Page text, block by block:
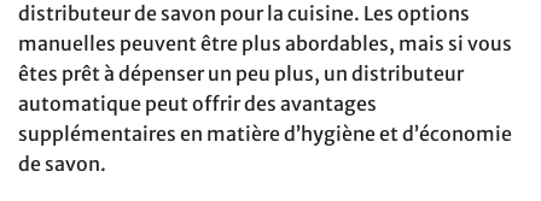
distributeur de savon pour la cuisine. Les options
manuelles peuvent être plus abordables, mais si vous
êtes prêt à dépenser un peu plus, un distributeur
automatique peut offrir des avantages
supplémentaires en matière d’hygiène et d’économie
de savon.